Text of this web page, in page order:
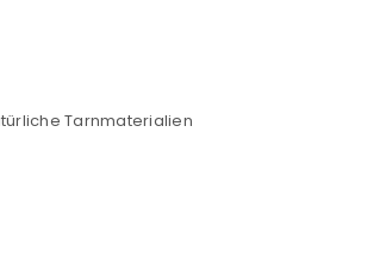
neuen Passworts wird an deine E-
Tarnmaterialien